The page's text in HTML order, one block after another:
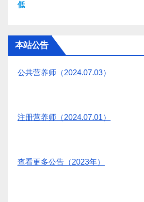
低
本站公告
公共营养师（2024.07.03）
注册营养师（2024.07.01）
查看更多公告（2023年）